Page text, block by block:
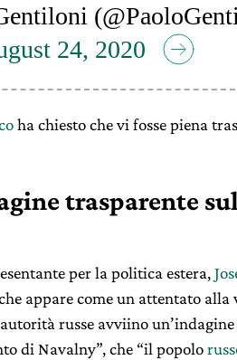
24, 2020
ha chiesto che vi fosse piena
trasparente
per la politica estera,
appare come un attentato alla
russe avviino
di Navalny”, che “il popolo